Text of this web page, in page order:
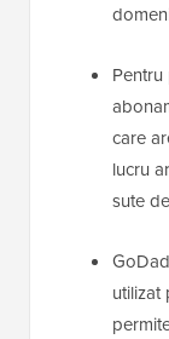
care
lucru
sute
utilizat